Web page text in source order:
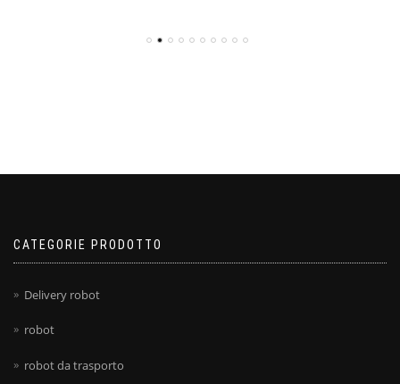
CATEGORIE PRODOTTO
Delivery robot
robot
robot da trasporto